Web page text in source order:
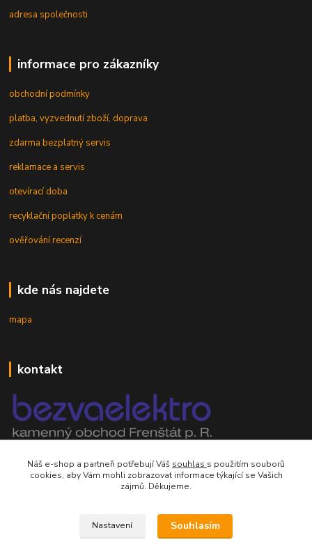
adresa společnosti
informace pro zákazníky
obchodní podmínky
platba, vyzvednutí zboží, doprava
zdarma bezplatný servis
reklamace a servis
otevírací doba
recyklační poplatky k cenám
ověřování recenzí
kde nás najdete
mapa
kontakt
mobil 605 268 512
Po-Pá, 8-16 hod.
Náš e-shop a partneři potřebují Váš souhlas s použitím souborů
cookies, aby Vám mohli zobrazovat informace týkající se Vašich
zájmů. Děkujeme.
Nastavení Souhlasím